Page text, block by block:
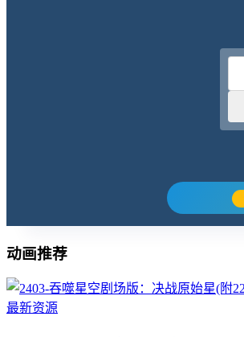
动画推荐
最新资源